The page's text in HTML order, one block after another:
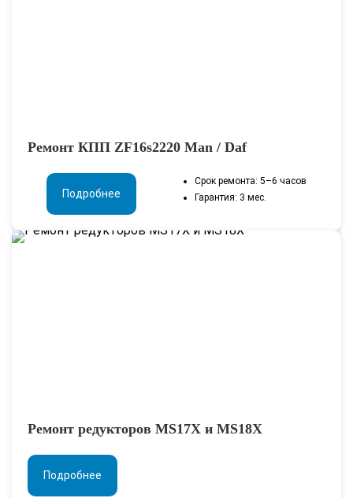
Ремонт КПП ZF16s2220 Man / Daf
Подробнее
Срок ремонта: 5–6 часов
Гарантия: 3 мес.
Ремонт редукторов MS17X и MS18X
Подробнее